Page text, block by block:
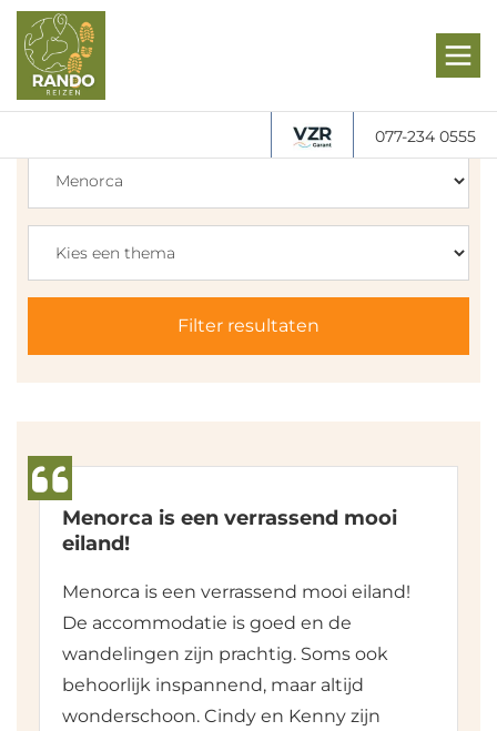
077-234 0555
Filter resultaten
Menorca is een verrassend mooi
eiland!
Menorca is een verrassend mooi eiland!
De accommodatie is goed en de
wandelingen zijn prachtig. Soms ook
behoorlijk inspannend, maar altijd
wonderschoon. Cindy en Kenny zijn